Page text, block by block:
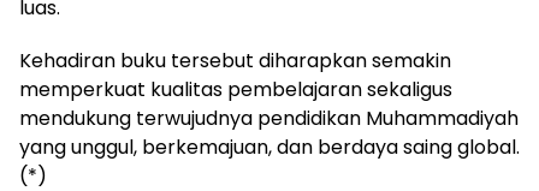
luas.
Kehadiran buku tersebut diharapkan semakin
memperkuat kualitas pembelajaran sekaligus
mendukung terwujudnya pendidikan Muhammadiyah
yang unggul, berkemajuan, dan berdaya saing global.
(*)